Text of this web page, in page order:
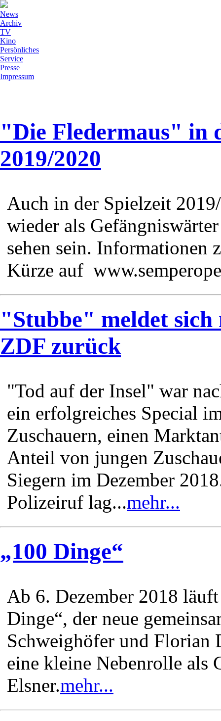
News
Archiv
TV
Kino
Persönliches
Service
Presse
Impressum
"Die Fledermaus" in
2019/2020
Auch in der Spielzeit
wieder als
sehen sein. Informationen
Kürze auf
"Stubbe" meldet
ZDF zurück
"Tod auf der Insel" war
ein erfolgreiches Special
Zuschauern, einen
Anteil von jungen
Siegern im Dezember
Polizeiruf lag...mehr...
„100 Dinge“
Ab 6. Dezember 2018
Dinge“, der neue
Schweighöfer und
eine kleine Nebenrolle als
Elsner.mehr...